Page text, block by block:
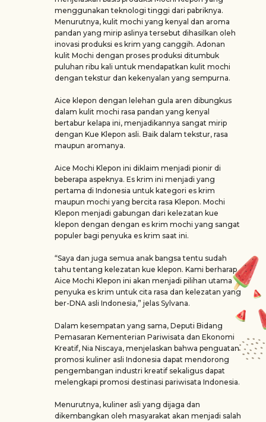
menggunakan teknologi tinggi dari pabriknya.
Menurutnya, kulit mochi yang kenyal dan aroma
pandan yang mirip aslinya tersebut dihasilkan oleh
inovasi produksi es krim yang canggih. Adonan
kulit Mochi dengan proses produksi ditumbuk
puluhan ribu kali untuk mendapatkan kulit mochi
dengan tekstur dan kekenyalan yang sempurna.
Aice klepon dengan lelehan gula aren dibungkus
dalam kulit mochi rasa pandan yang kenyal
bertabur kelapa ini, menjadikannya sangat mirip
dengan Kue Klepon asli. Baik dalam tekstur, rasa
maupun aromanya.
Aice Mochi Klepon ini diklaim menjadi pionir di
beberapa aspeknya. Es krim ini menjadi yang
pertama di Indonesia untuk kategori es krim
maupun mochi yang bercita rasa Klepon. Mochi
Klepon menjadi gabungan dari kelezatan kue
klepon dengan dengan es krim mochi yang sangat
populer bagi penyuka es krim saat ini.
“Saya dan juga semua anak bangsa tentu sudah
tahu tentang kelezatan kue klepon. Kami berharap
Aice Mochi Klepon ini akan menjadi pilihan utama
penyuka es krim untuk cita rasa dan kelezatan yang
ber-DNA asli Indonesia,” jelas Sylvana.
Dalam kesempatan yang sama, Deputi Bidang
Pemasaran Kementerian Pariwisata dan Ekonomi
Kreatif, Nia Niscaya, menjelaskan bahwa penguatan
promosi kuliner asli Indonesia dapat mendorong
pengembangan industri kreatif sekaligus dapat
melengkapi promosi destinasi pariwisata Indonesia.
Menurutnya, kuliner asli yang dijaga dan
dikembangkan oleh masyarakat akan menjadi salah